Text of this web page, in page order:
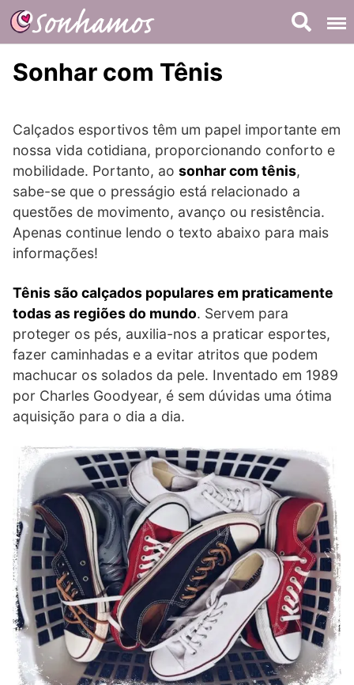
Skip
to
content
Sonhar com Tênis
Calçados esportivos têm um papel importante em
nossa vida cotidiana, proporcionando conforto e
mobilidade. Portanto, ao sonhar com tênis,
sabe-se que o presságio está relacionado a
questões de movimento, avanço ou resistência.
Apenas continue lendo o texto abaixo para mais
informações!
Tênis são calçados populares em praticamente
todas as regiões do mundo. Servem para
proteger os pés, auxilia-nos a praticar esportes,
fazer caminhadas e a evitar atritos que podem
machucar os solados da pele. Inventado em 1989
por Charles Goodyear, é sem dúvidas uma ótima
aquisição para o dia a dia.